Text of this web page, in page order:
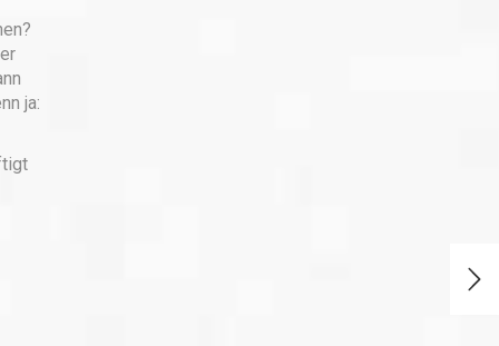
ja: